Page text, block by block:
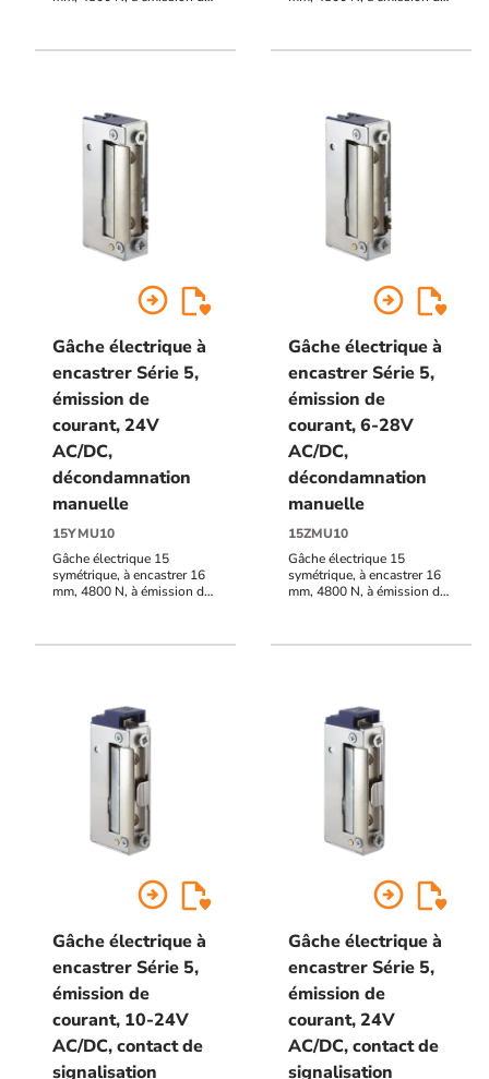
arrow_circle_right
Gâche électrique à
encastrer Série 5,
émission de
courant, 24V
AC/DC,
décondamnation
manuelle
15YMU10
Gâche électrique 15
symétrique, à encastrer 16
mm, 4800 N, à émission de
arrow_circle_right
Gâche électrique à
encastrer Série 5,
émission de
courant, 6-28V
AC/DC,
décondamnation
manuelle
15ZMU10
Gâche électrique 15
symétrique, à encastrer 16
mm, 4800 N, à émission de
arrow_circle_right
Gâche électrique à
encastrer Série 5,
émission de
courant, 10-24V
AC/DC, contact de
signalisation
arrow_circle_right
Gâche électrique à
encastrer Série 5,
émission de
courant, 24V
AC/DC, contact de
signalisation